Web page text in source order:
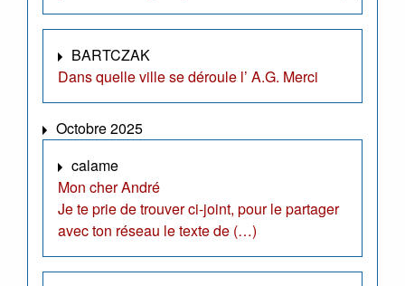
BARTCZAK
Dans quelle ville se déroule l’ A.G. Merci
Octobre 2025
calame
Mon cher André
Je te prie de trouver ci-joint, pour le partager
avec ton réseau le texte de (…)